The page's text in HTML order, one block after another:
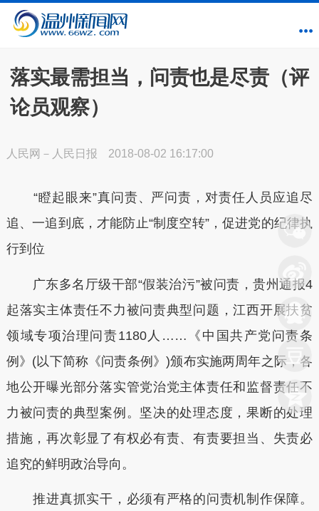
落实最需担当，问责也是尽责（评
论员观察）
人民网－人民日报 2018-08-02 16:17:00
“瞪起眼来”真问责、严问责，对责任人员应追尽
追、一追到底，才能防止“制度空转”，促进党的纪律执
行到位
广东多名厅级干部“假装治污”被问责，贵州通报4
起落实主体责任不力被问责典型问题，江西开展扶贫
领域专项治理问责1180人……《中国共产党问责条
例》(以下简称《问责条例》)颁布实施两周年之际，各
地公开曝光部分落实管党治党主体责任和监督责任不
力被问责的典型案例。坚决的处理态度，果断的处理
措施，再次彰显了有权必有责、有责要担当、失责必
追究的鲜明政治导向。
推进真抓实干，必须有严格的问责机制作保障。